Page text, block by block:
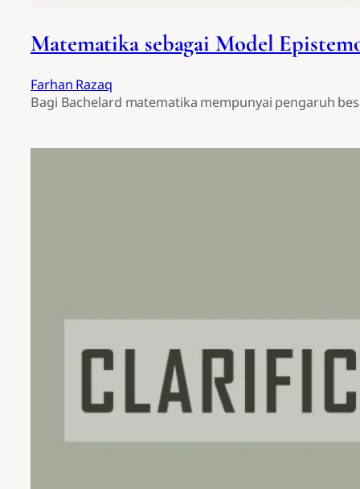
Matematika sebagai Model
Farhan Razaq
Bagi Bachelard matematika mempunyai pengaruh